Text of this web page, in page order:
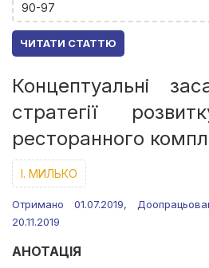
90-97
ЧИТАТИ СТАТТЮ
Концептуальні
стратегії
ресторанного
І. МИЛЬКО
Отримано 01.07.2019,
20.11.2019
АНОТАЦІЯ